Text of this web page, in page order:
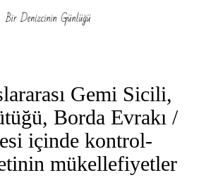
Gemi Sicili,
Borda Evrakı /
içinde kontrol-
mükellefiyetler